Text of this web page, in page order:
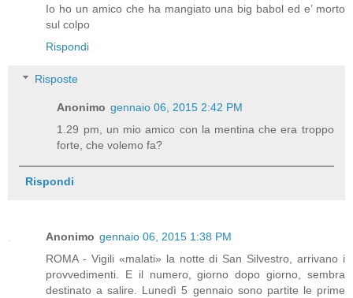
Io ho un amico che ha mangiato una big babol ed e’ morto
sul colpo
Rispondi
Risposte
Anonimo gennaio 06, 2015 2:42 PM
1.29 pm, un mio amico con la mentina che era troppo
forte, che volemo fa?
Rispondi
Anonimo gennaio 06, 2015 1:38 PM
ROMA - Vigili «malati» la notte di San Silvestro, arrivano i
provvedimenti. E il numero, giorno dopo giorno, sembra
destinato a salire. Lunedì 5 gennaio sono partite le prime